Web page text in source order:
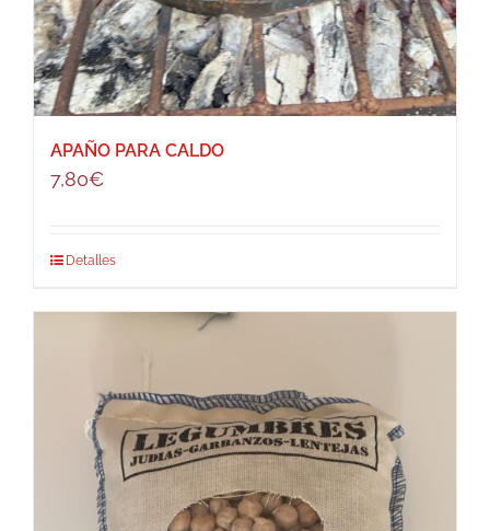
APAÑO PARA CALDO
7,80€
Detalles